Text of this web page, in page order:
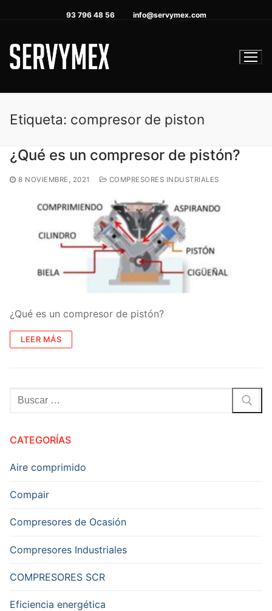
93 796 48 56 info@servymex.com
Etiqueta: compresor de piston
¿Qué es un compresor de pistón?
8 NOVIEMBRE, 2021 COMPRESORES INDUSTRIALES
¿Qué es un compresor de pistón?
LEER MÁS
Buscar:
CATEGORÍAS
Aire comprimido
Compair
Compresores de Ocasión
Compresores Industriales
COMPRESORES SCR
Eficiencia energética